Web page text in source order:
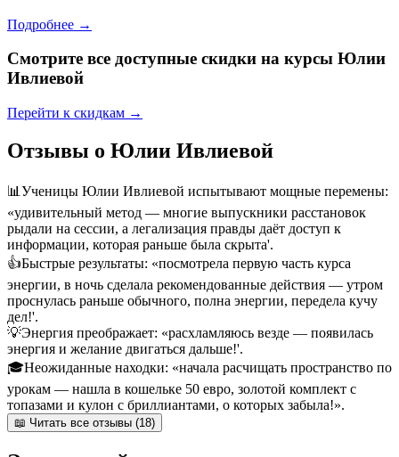
Подробнее →
Смотрите все доступные скидки на курсы Юлии
Ивлиевой
Перейти к скидкам →
Отзывы о Юлии Ивлиевой
📊 Ученицы Юлии Ивлиевой испытывают мощные перемены:
«удивительный метод — многие выпускники расстановок
рыдали на сессии, а легализация правды даёт доступ к
информации, которая раньше была скрыта'.
👍Быстрые результаты: «посмотрела первую часть курса
энергии, в ночь сделала рекомендованные действия — утром
проснулась раньше обычного, полна энергии, передела кучу
дел!'.
💡Энергия преображает: «расхламляюсь везде — появилась
энергия и желание двигаться дальше!'.
🎓Неожиданные находки: «начала расчищать пространство по
урокам — нашла в кошельке 50 евро, золотой комплект с
топазами и кулон с бриллиантами, о которых забыла!».
📖 Читать все отзывы (18)